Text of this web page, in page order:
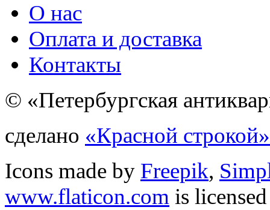
О нас
Оплата и доставка
Контакты
© «Петербургская
сделано «Красной строкой»
Icons made by Freepik,
www.flaticon.com is